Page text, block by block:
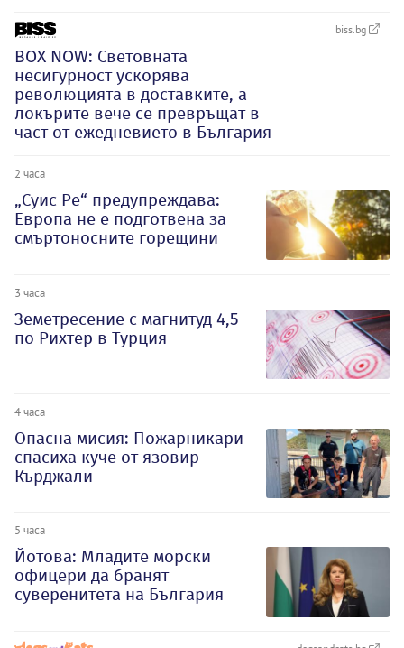
biss.bg
BOX NOW: Световната
несигурност ускорява
революцията в доставките, а
локърите вече се превръщат в
част от ежедневието в България
2 часа
„Суис Ре“ предупреждава:
Европа не е подготвена за
смъртоносните горещини
3 часа
Земетресение с магнитуд 4,5
по Рихтер в Турция
4 часа
Опасна мисия: Пожарникари
спасиха куче от язовир
Кърджали
5 часа
Йотова: Младите морски
офицери да бранят
суверенитета на България